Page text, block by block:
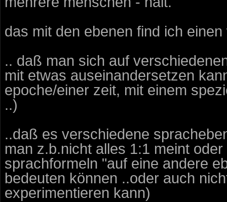
das mit den ebenen find ich
.. daß man sich auf
mit etwas auseinandersetzen
epoche/einer zeit, mit einem
..)
..daß es verschiedene
man z.b.nicht alles 1:1 meint
sprachformeln "auf eine andere
bedeuten können ..oder auch
experimentieren kann)